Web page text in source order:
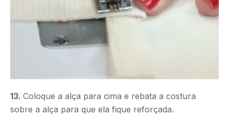
13. Coloque a alça para cima e rebata a costura
sobre a alça para que ela fique reforçada.